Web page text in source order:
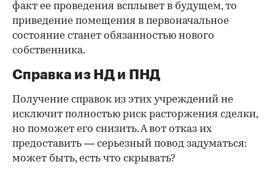
факт ее проведения всплывет в будущем, то
приведение помещения в первоначальное
состояние станет обязанностью нового
собственника.
Справка из НД и ПНД
Получение справок из этих учреждений не
исключит полностью риск расторжения сделки,
но поможет его снизить. А вот отказ их
предоставить — серьезный повод задуматься:
может быть, есть что скрывать?